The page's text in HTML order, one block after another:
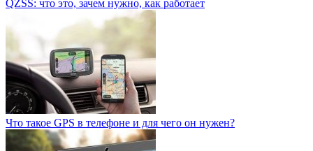
QZSS: что это, зачем нужно, как работает
Что такое GPS в телефоне и для чего он нужен?